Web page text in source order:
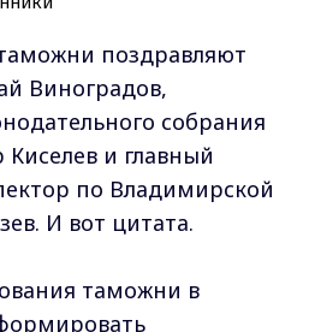
поздравляют
Виноградов,
собрания
и главный
по Владимирской
И вот цитата.
таможни в